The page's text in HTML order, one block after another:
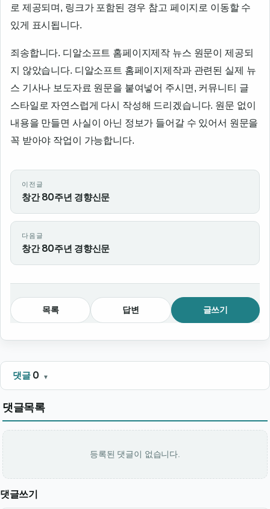
로 제공되며, 링크가 포함된 경우 참고 페이지로 이동할 수
있게 표시됩니다.
죄송합니다. 디알소프트 홈페이지제작 뉴스 원문이 제공되
지 않았습니다. 디알소프트 홈페이지제작과 관련된 실제 뉴
스 기사나 보도자료 원문을 붙여넣어 주시면, 커뮤니티 글
스타일로 자연스럽게 다시 작성해 드리겠습니다. 원문 없이
내용을 만들면 사실이 아닌 정보가 들어갈 수 있어서 원문을
꼭 받아야 작업이 가능합니다.
이전글
창간 80주년 경향신문
다음글
창간 80주년 경향신문
목록 답변 글쓰기
댓글 0
댓글목록
등록된 댓글이 없습니다.
댓글쓰기